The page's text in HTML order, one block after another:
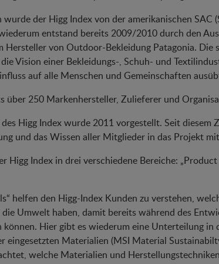
wurde der Higg Index von der amerikanischen
entstand bereits 2009/2010 durch den
Hersteller von Outdoor-Bekleidung Patagonia. Die
Vision einer Bekleidungs-, Schuh- und
auf alle Menschen und Gemeinschaften
über 250 Markenhersteller, Zulieferer und
Higg Index wurde 2011 vorgestellt. Seit
und das Wissen aller Mitglieder in das Projekt
Index in drei verschiedene Bereiche: „Product
helfen den Higg-Index Kunden zu verstehen,
Umwelt haben, damit bereits während des
Hier gibt es wiederum eine Unterteilung in
eingesetzten Materialien (MSI Material
welche Materialien und